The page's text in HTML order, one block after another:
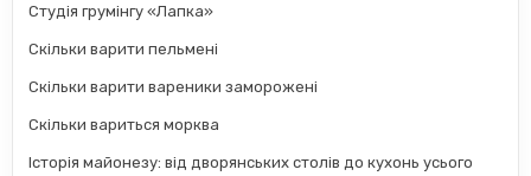
Студія грумінгу «Лапка»
Скільки варити пельмені
Скільки варити вареники заморожені
Скільки вариться морква
Історія майонезу: від дворянських столів до кухонь усього